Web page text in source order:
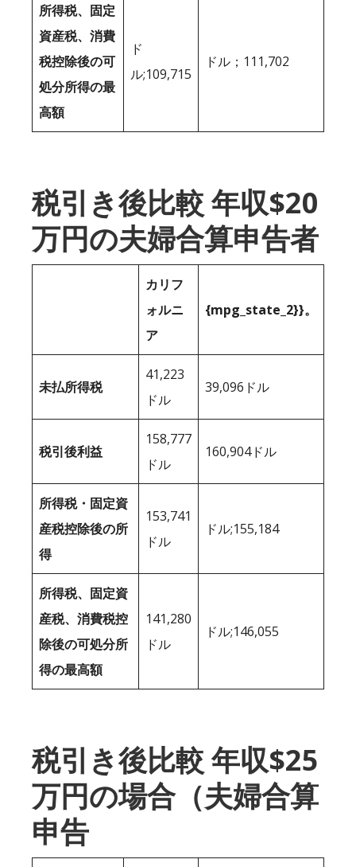
所得税、固定
資産税、消費
税控除後の可
処分所得の最
高額
ド
ル;109,715
ドル；111,702
税引き後比較 年収$20
万円の夫婦合算申告者
カリフ
ォルニ
ア
{mpg_state_2}}。
未払所得税
41,223
ドル
39,096ドル
税引後利益
158,777
ドル
160,904ドル
所得税・固定資
産税控除後の所
得
153,741
ドル
ドル;155,184
所得税、固定資
産税、消費税控
除後の可処分所
得の最高額
141,280
ドル
ドル;146,055
税引き後比較 年収$25
万円の場合（夫婦合算
申告